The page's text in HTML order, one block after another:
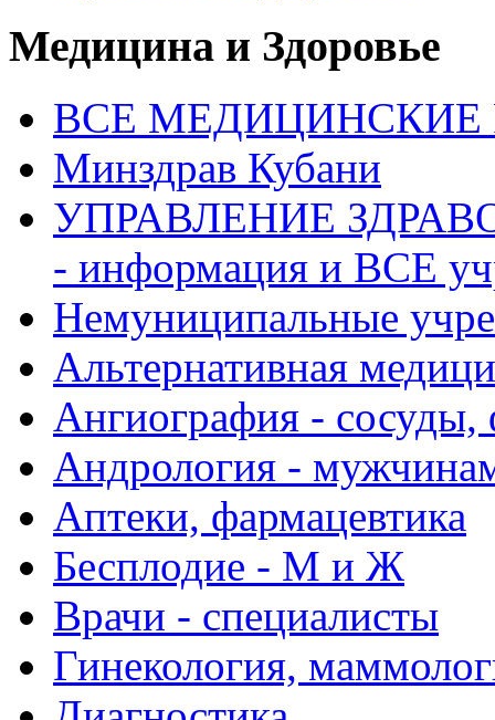
Медицина и Здоровье
ВСЕ МЕДИЦИНСКИЕ
Минздрав Кубани
УПРАВЛЕНИЕ
- информация и ВСЕ
Немуниципальные
Альтернативная
Ангиография - сосуды,
Андрология -
Аптеки, фармацевтика
Бесплодие - М и Ж
Врачи - специалисты
Гинекология,